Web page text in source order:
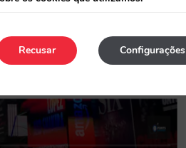
central entre aspas que
Configurações
Recusar